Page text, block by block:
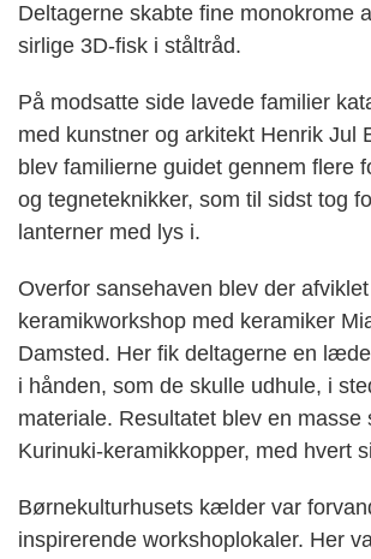
Deltagerne skabte fine monokrome
sirlige 3D-fisk i ståltråd.
På modsatte side lavede familier
med kunstner og arkitekt Henrik Jul
blev familierne guidet gennem flere
og tegneteknikker, som til sidst tog
lanterner med lys i.
Overfor sansehaven blev der afviklet
keramikworkshop med keramiker
Damsted. Her fik deltagerne en
i hånden, som de skulle udhule, i
materiale. Resultatet blev en masse
Kurinuki-keramikkopper, med hvert
Børnekulturhusets kælder var
inspirerende workshoplokaler. Her